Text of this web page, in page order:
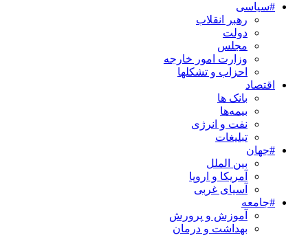
#سیاسی
رهبر انقلاب
دولت
مجلس
وزارت امور خارجه
احزاب و تشکلها
اقتصاد
بانک ها
بیمه‌ها
نفت و انرژی
تبلیغات
#جهان
بین الملل
آمریکا و اروپا
آسیای غربی
#جامعه
آموزش و پرورش
بهداشت و درمان